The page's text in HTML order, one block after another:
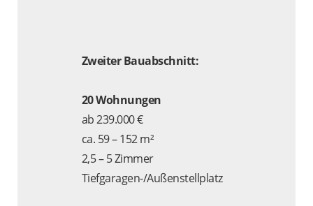
Zweiter Bauabschnitt:
20 Wohnungen
ab 239.000 €
ca. 59 – 152 m²
2,5 – 5 Zimmer
Tiefgaragen-/Außenstellplatz